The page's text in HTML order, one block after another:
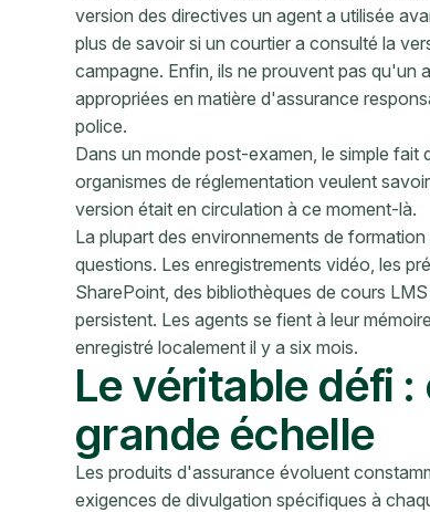
version des directives un agent a utilisée
plus de savoir si un courtier a consulté la
campagne. Enfin, ils ne prouvent pas qu'un
appropriées en matière d'assurance
police.
Dans un monde post-examen, le simple fait
organismes de réglementation veulent
version était en circulation à ce moment-là.
La plupart des environnements de
questions. Les enregistrements vidéo, les
SharePoint, des bibliothèques de cours
persistent. Les agents se fient à leur
enregistré localement il y a six mois.
Le véritable défi
grande échelle
Les produits d'assurance évoluent
exigences de divulgation spécifiques à